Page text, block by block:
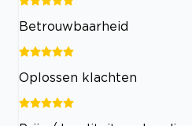
Betrouwbaarheid
Oplossen klachten